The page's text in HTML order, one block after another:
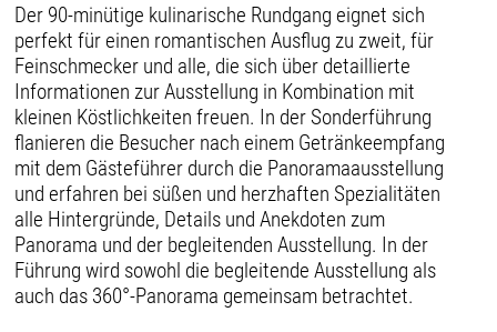
Der 90-minütige kulinarische Rundgang eignet sich
perfekt für einen romantischen Ausflug zu zweit, für
Feinschmecker und alle, die sich über detaillierte
Informationen zur Ausstellung in Kombination mit
kleinen Köstlichkeiten freuen. In der Sonderführung
flanieren die Besucher nach einem Getränkeempfang
mit dem Gästeführer durch die Panoramaausstellung
und erfahren bei süßen und herzhaften Spezialitäten
alle Hintergründe, Details und Anekdoten zum
Panorama und der begleitenden Ausstellung. In der
Führung wird sowohl die begleitende Ausstellung als
auch das 360°-Panorama gemeinsam betrachtet.